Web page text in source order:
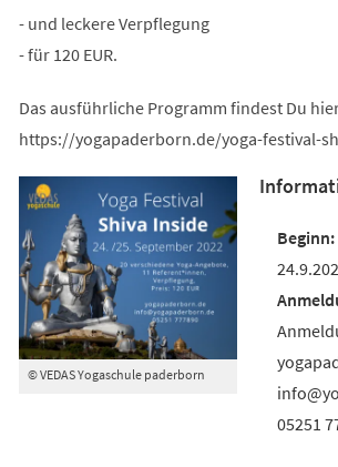
- und leckere Verpflegung
- für 120 EUR.
Das ausführliche Programm findest Du
https://yogapaderborn.de/yoga-festival-
© VEDAS Yogaschule paderborn
05251